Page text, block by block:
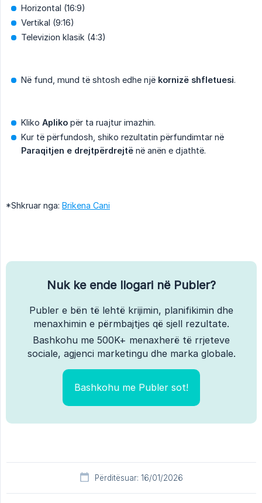
Horizontal (16:9)
Vertikal (9:16)
Televizion klasik (4:3)
Në fund, mund të shtosh edhe një kornizë shfletuesi.
Kliko Apliko për ta ruajtur imazhin.
Kur të përfundosh, shiko rezultatin përfundimtar në
Paraqitjen e drejtpërdrejtë në anën e djathtë.
*Shkruar nga: Brikena Cani
Nuk ke ende llogari në Publer?
Publer e bën të lehtë krijimin, planifikimin dhe
menaxhimin e përmbajtjes që sjell rezultate.
Bashkohu me 500K+ menaxherë të rrjeteve
sociale, agjenci marketingu dhe marka globale.
Bashkohu me Publer sot!
Përditësuar: 16/01/2026